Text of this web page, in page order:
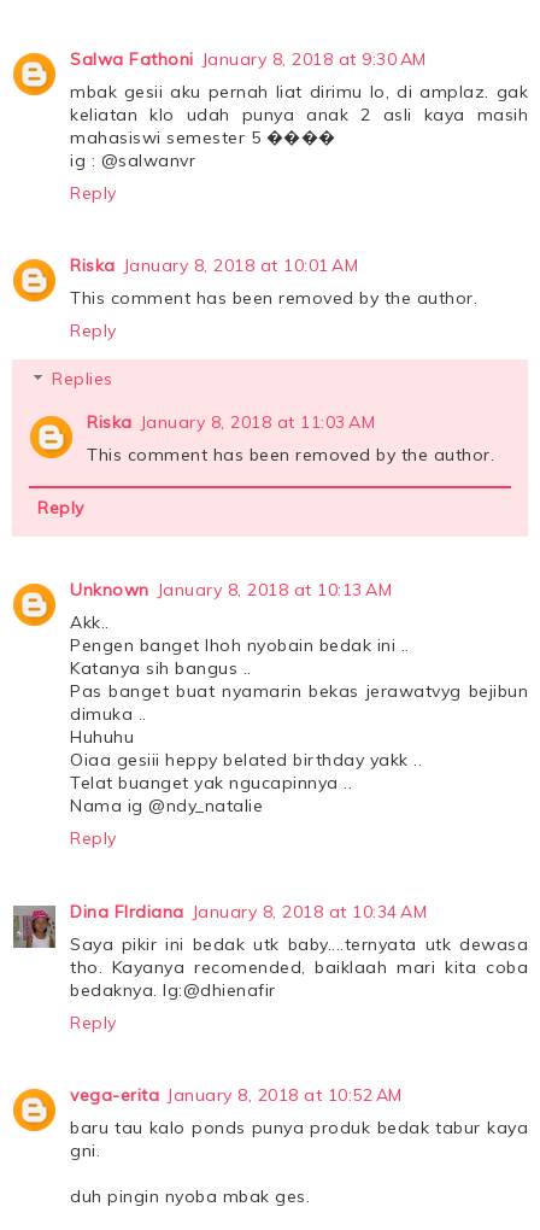
Salwa Fathoni January 8, 2018 at 9:30 AM
mbak gesii aku pernah liat dirimu lo, di amplaz. gak
keliatan klo udah punya anak 2 asli kaya masih
mahasiswi semester 5 ����
ig : @salwanvr
Reply
Riska January 8, 2018 at 10:01 AM
This comment has been removed by the author.
Reply
Replies
Riska January 8, 2018 at 11:03 AM
This comment has been removed by the author.
Reply
Unknown January 8, 2018 at 10:13 AM
Akk..
Pengen banget lhoh nyobain bedak ini ..
Katanya sih bangus ..
Pas banget buat nyamarin bekas jerawatvyg bejibun
dimuka ..
Huhuhu
Oiaa gesiii heppy belated birthday yakk ..
Telat buanget yak ngucapinnya ..
Nama ig @ndy_natalie
Reply
Dina FIrdiana January 8, 2018 at 10:34 AM
Saya pikir ini bedak utk baby....ternyata utk dewasa
tho. Kayanya recomended, baiklaah mari kita coba
bedaknya. Ig:@dhienafir
Reply
vega-erita January 8, 2018 at 10:52 AM
baru tau kalo ponds punya produk bedak tabur kaya
gni.
duh pingin nyoba mbak ges.